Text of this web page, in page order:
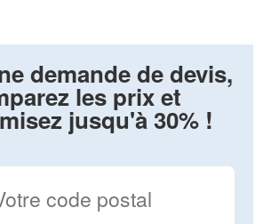
demande de devis,
les prix et
jusqu'à 30% !